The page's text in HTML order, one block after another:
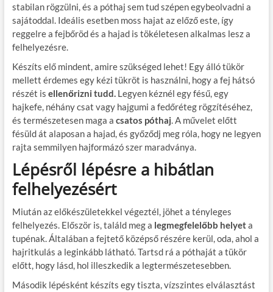
stabilan rögzülni, és a póthaj sem tud szépen egybeolvadni a
sajátoddal. Ideális esetben moss hajat az előző este, így
reggelre a fejbőröd és a hajad is tökéletesen alkalmas lesz a
felhelyezésre.
Készíts elő mindent, amire szükséged lehet! Egy álló tükör
mellett érdemes egy kézi tükröt is használni, hogy a fej hátsó
részét is ellenőrizni tudd. Legyen kéznél egy fésű, egy
hajkefe, néhány csat vagy hajgumi a fedőréteg rögzítéséhez,
és természetesen maga a csatos póthaj. A művelet előtt
fésüld át alaposan a hajad, és győződj meg róla, hogy ne legyen
rajta semmilyen hajformázó szer maradványa.
Lépésről lépésre a hibátlan
felhelyezésért
Miután az előkészületekkel végeztél, jöhet a tényleges
felhelyezés. Először is, találd meg a legmegfelelőbb helyeta
tupénak. Általában a fejtető középső részére kerül, oda, ahol a
hajritkulás a leginkább látható. Tartsd rá a póthaját a tükör
előtt, hogy lásd, hol illeszkedik a legtermészetesebben.
Második lépésként készíts egy tiszta, vízszintes elválasztást